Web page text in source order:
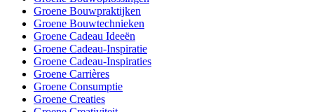
Groene Bouwpraktijken
Groene Bouwtechnieken
Groene Cadeau Ideeën
Groene Cadeau-Inspiratie
Groene Cadeau-Inspiraties
Groene Carrières
Groene Consumptie
Groene Creaties